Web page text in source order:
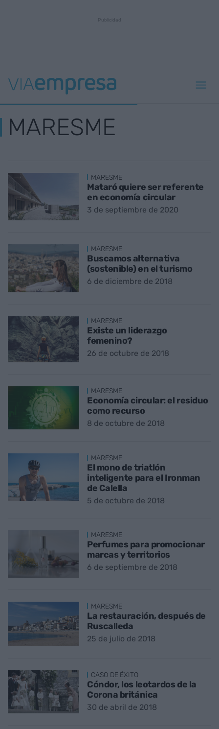
MARESME
MARESME
Mataró quiere ser referente
en economía circular
3 de septiembre de 2020
MARESME
Buscamos alternativa
(sostenible) en el turismo
6 de diciembre de 2018
MARESME
Existe un liderazgo
femenino?
26 de octubre de 2018
MARESME
Economía circular: el residuo
como recurso
8 de octubre de 2018
MARESME
El mono de triatlón
inteligente para el Ironman
de Calella
5 de octubre de 2018
MARESME
Perfumes para promocionar
marcas y territorios
6 de septiembre de 2018
MARESME
La restauración, después de
Ruscalleda
25 de julio de 2018
CASO DE ÉXITO
​Cóndor, los leotardos de la
Corona británica
30 de abril de 2018